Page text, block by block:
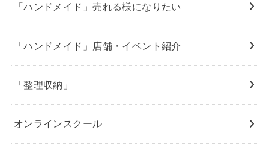
「ハンドメイド」売れる様になりたい
「ハンドメイド」店舗・イベント紹介
「整理収納」
オンラインスクール